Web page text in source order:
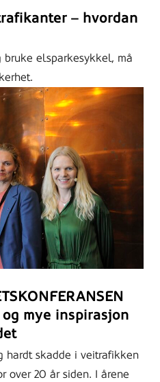
– hvordan
elsparkesykkel, må
mye inspirasjon
hardt skadde i veitrafikken
over 20 år siden. I årene